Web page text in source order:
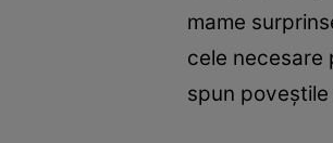
mame
cele necesare
spun